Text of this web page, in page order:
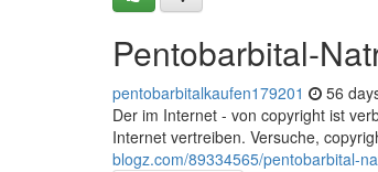
Pentobarbital-
pentobarbitalkaufen179201 56
Der im Internet - von copyright ist
Internet vertreiben. Versuche,
blogz.com/89334565/pentobarbital-